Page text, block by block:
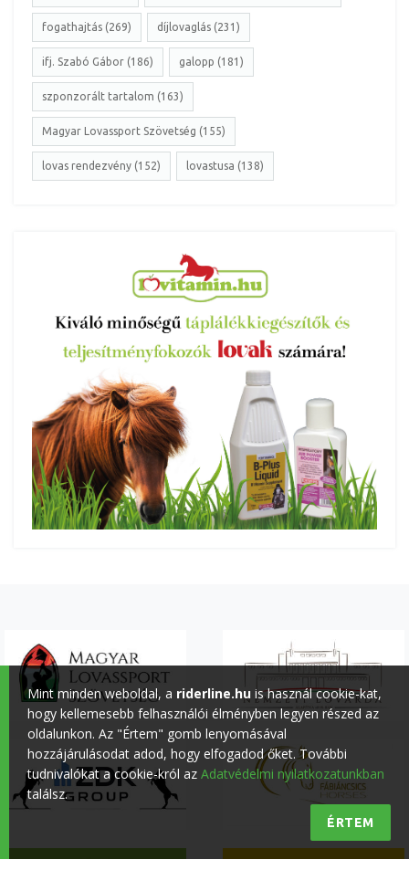
fogathajtás (269) díjlovaglás (231)
ifj. Szabó Gábor (186) galopp (181)
szponzorált tartalom (163)
Magyar Lovassport Szövetség (155)
lovas rendezvény (152) lovastusa (138)
Mint minden weboldal, a riderline.hu is használ cookie-kat,
hogy kellemesebb felhasználói élményben legyen részed az
oldalunkon. Az "Értem" gomb lenyomásával
hozzájárulásodat adod, hogy elfogadod őket. További
tudnivalókat a cookie-król az Adatvédelmi nyilatkozatunkban
találsz.
ÉRTEM